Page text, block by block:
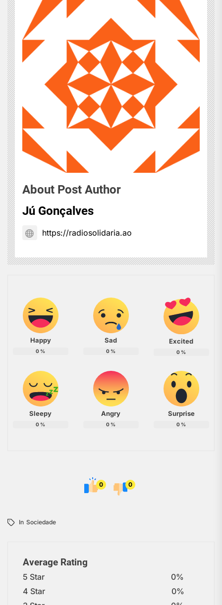
About Post Author
Jú Gonçalves
https://radiosolidaria.ao
Happy
0 %
Sad
0 %
Excited
0 %
Sleepy
0 %
Angry
0 %
Surprise
0 %
0 0
In Sociedade
Average Rating
5 Star
0%
4 Star
0%